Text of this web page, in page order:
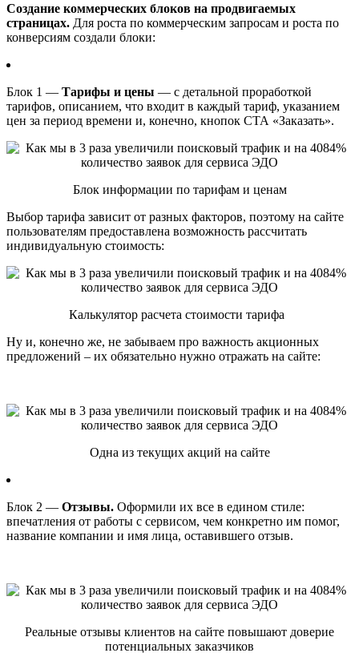
Создание коммерческих блоков на продвигаемых
страницах. Для роста по коммерческим запросам и роста по
конверсиям создали блоки:
Блок 1 — Тарифы и цены — с детальной проработкой
тарифов, описанием, что входит в каждый тариф, указанием
цен за период времени и, конечно, кнопок СТА «Заказать».
Блок информации по тарифам и ценам
Выбор тарифа зависит от разных факторов, поэтому на сайте
пользователям предоставлена возможность рассчитать
индивидуальную стоимость:
Калькулятор расчета стоимости тарифа
Ну и, конечно же, не забываем про важность акционных
предложений – их обязательно нужно отражать на сайте:
Одна из текущих акций на сайте
Блок 2 — Отзывы. Оформили их все в едином стиле:
впечатления от работы с сервисом, чем конкретно им помог,
название компании и имя лица, оставившего отзыв.
Реальные отзывы клиентов на сайте повышают доверие
потенциальных заказчиков